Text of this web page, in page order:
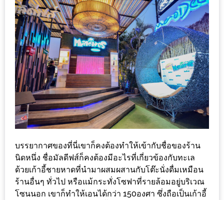
หนุ่ม
บ้านนา
เมนู
เด็ด
จาก
ANNA
FARM
ที่
เอาชนะ
กรรมการ
จาก
THE
DISH
บรรยากาศของที่นี่เขาก็คงต้องทำให้เข้ากับชื่อของร้าน
นิดหนึ่ง ชื่อมัลดีฟส์ก็คงต้องมีอะไรที่เกี่ยวข้องกับทะเล
ด้วยเก้าอี้ชายหาดที่นำมาผสมผสานกับโต๊ะนั่งดื่มเหมือน
ร้านอื่นๆ ทั่วไป หรือแม้กระทั่งโซฟาที่รายล้อมอยู่บริเวณ
โซนนอก เขาก็ทำให้เอนได้กว่า 150องศา ซึ่งถือเป็นเก้าอี้